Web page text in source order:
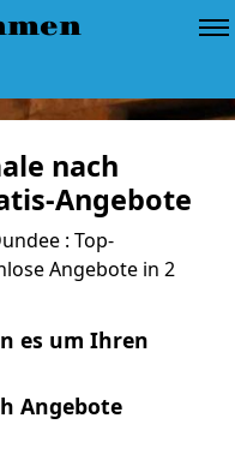
nach
Angebote
: Top-
Angebote in 2
es um Ihren
Angebote